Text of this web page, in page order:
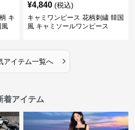
キ
風
¥4,840 (税込)
キャミワンピース 花柄刺繍 韓国
風 キャミソールワンピース
アイテム一覧へ ›
着アイテム